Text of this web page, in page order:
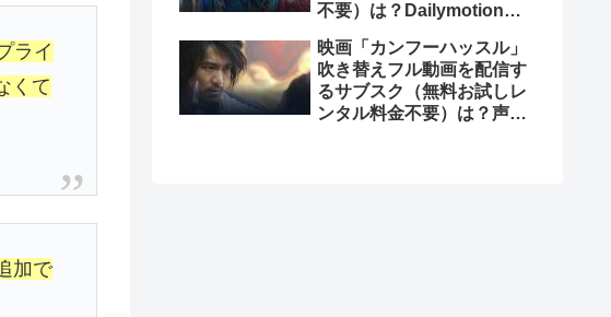
ライ
くて
加で
不要）は？Dailymotionで
映画「カンフーハッスル」
吹き替えフル動画を配信す
るサブスク（無料お試しレ
ンタル料金不要）は？声優